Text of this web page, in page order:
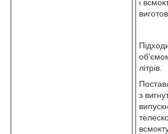
і
літрів.
з